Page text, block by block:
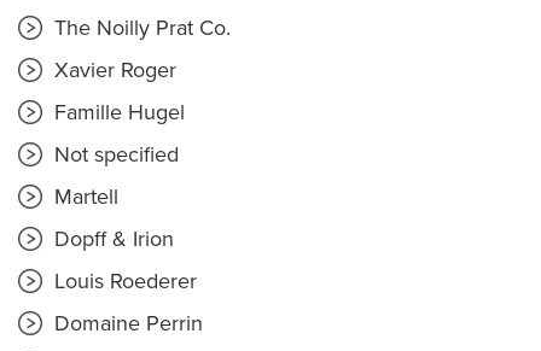
The Noilly Prat Co.
Xavier Roger
Famille Hugel
Not specified
Martell
Dopff & Irion
Louis Roederer
Domaine Perrin